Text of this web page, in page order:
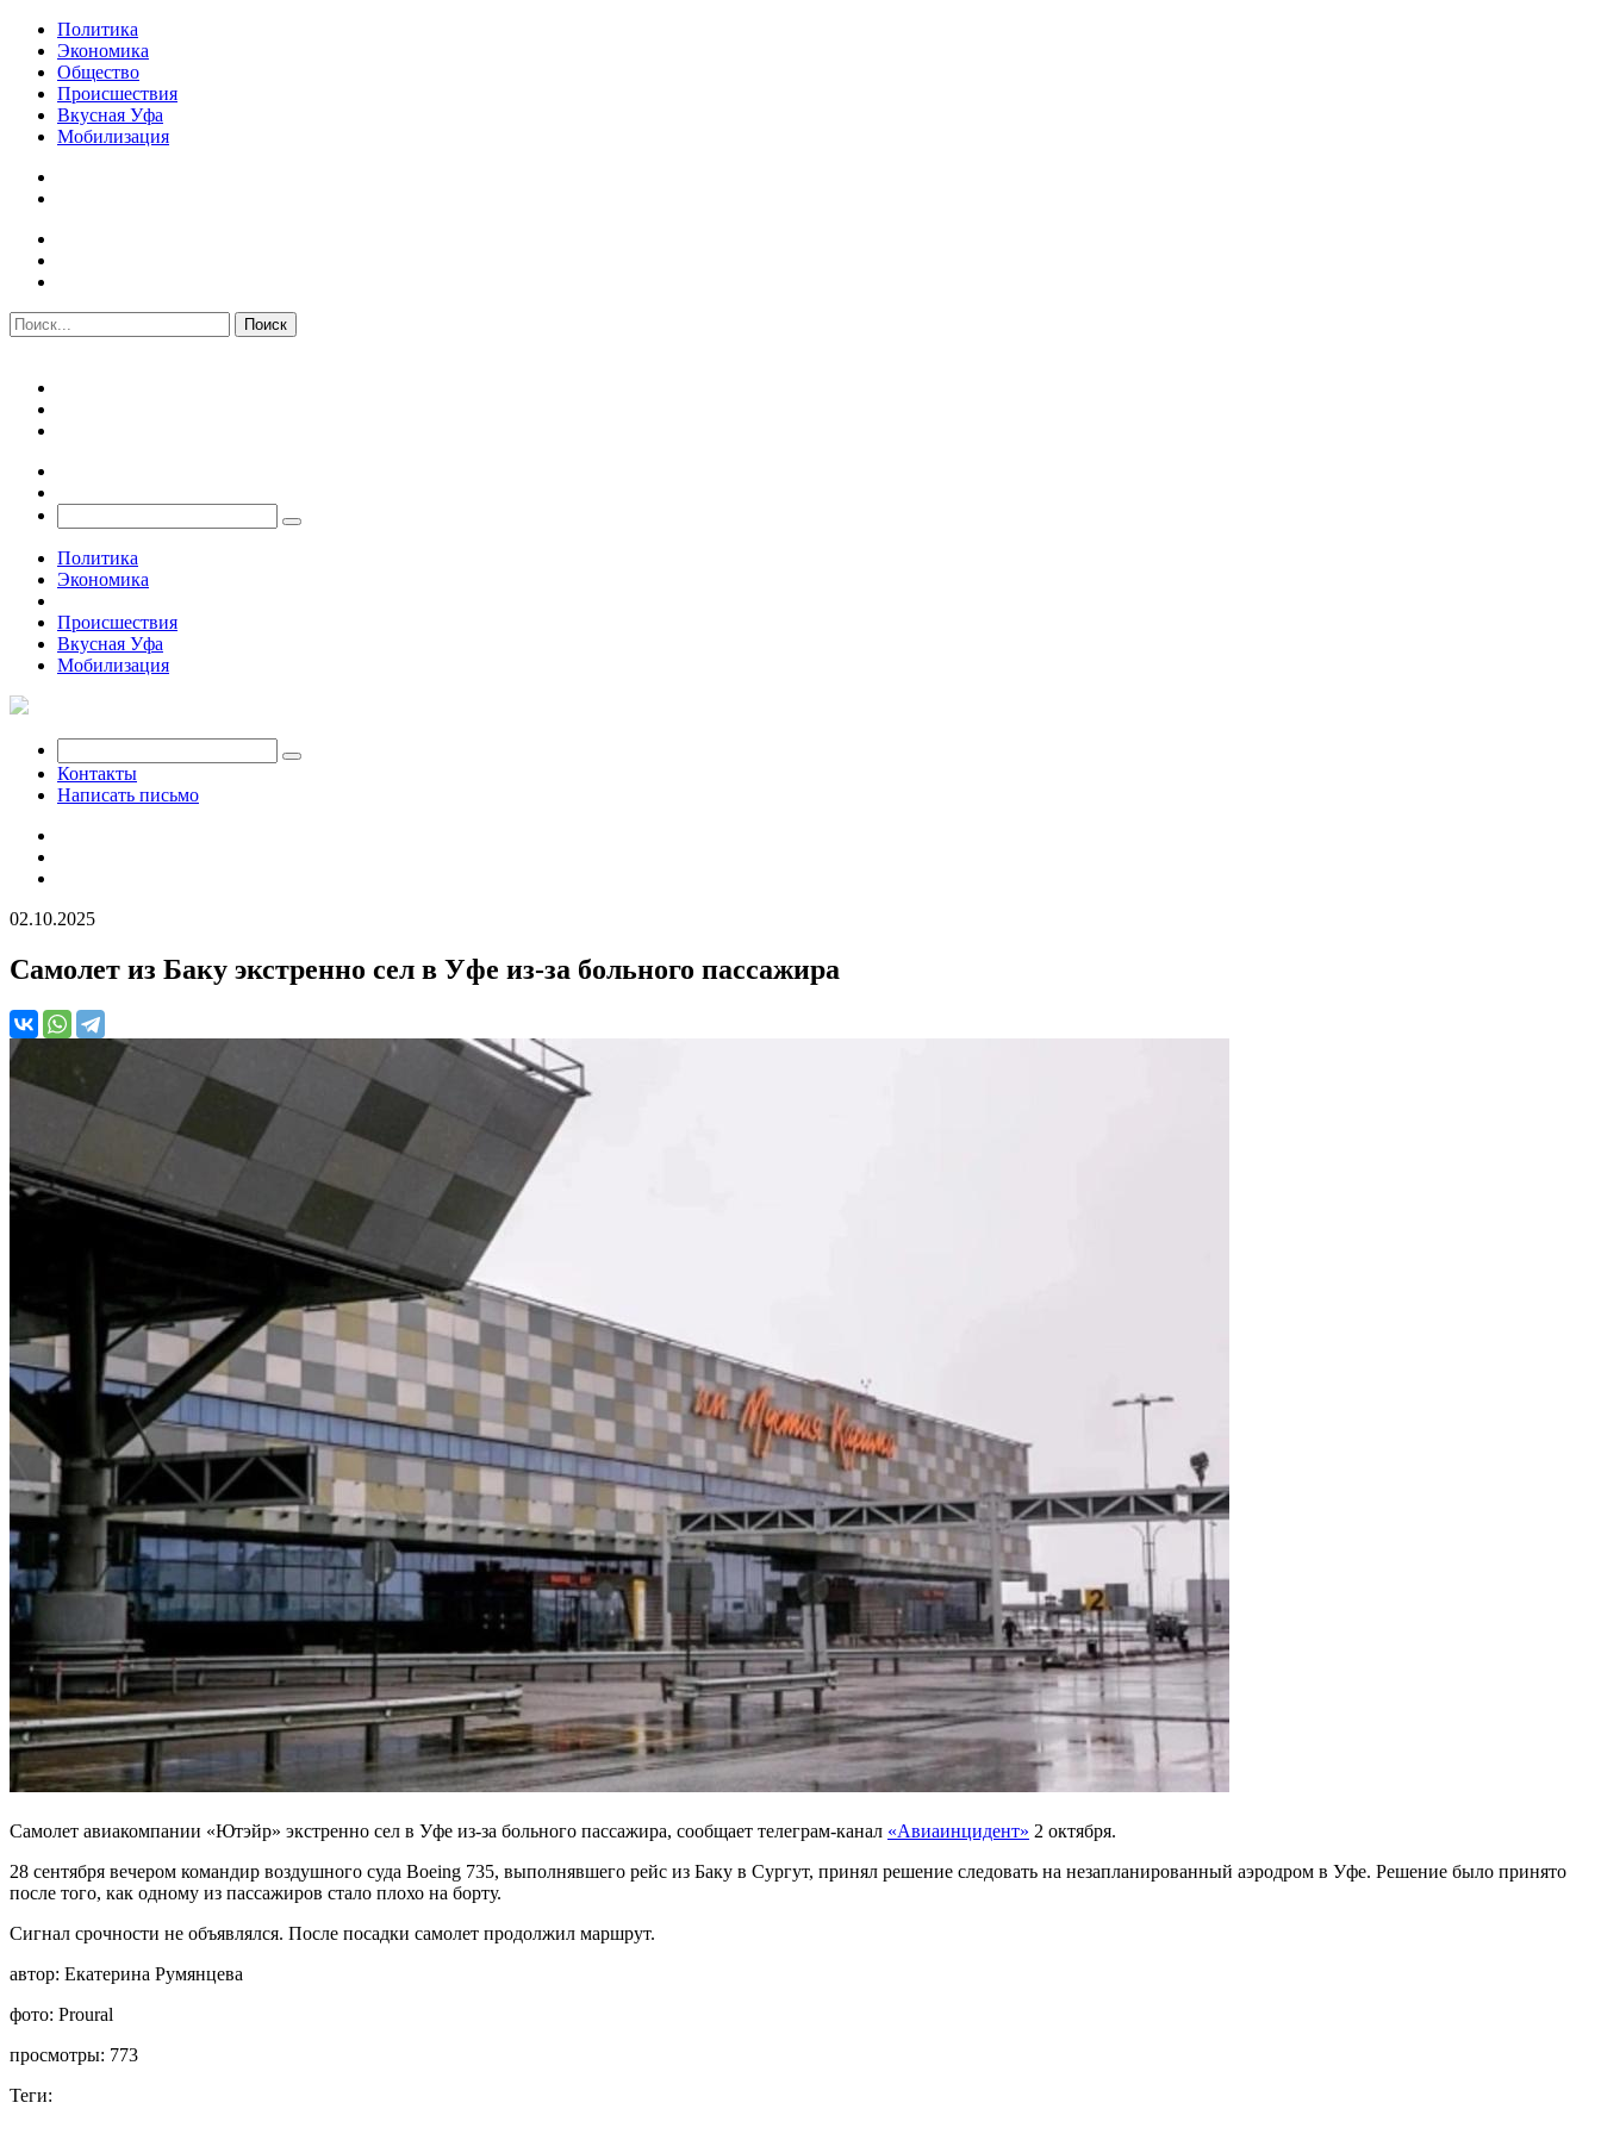
Политика
Экономика
Общество
Происшествия
Вкусная Уфа
Мобилизация
Политика
Экономика
Происшествия
Вкусная Уфа
Мобилизация
Контакты
Написать письмо
02.10.2025
Самолет из Баку экстренно сел в Уфе из-за больного пассажира
Самолет авиакомпании «Ютэйр» экстренно сел в Уфе из-за больного пассажира, сообщает телеграм-канал «Авиаинцидент» 2 октября.
28 сентября вечером командир воздушного суда Boeing 735, выполнявшего рейс из Баку в Сургут, принял решение следовать на незапланированный аэродром в Уфе. Решение было принято
после того, как одному из пассажиров стало плохо на борту.
Сигнал срочности не объявлялся. После посадки самолет продолжил маршрут.
автор: Екатерина Румянцева
фото: Proural
просмотры: 773
Теги: